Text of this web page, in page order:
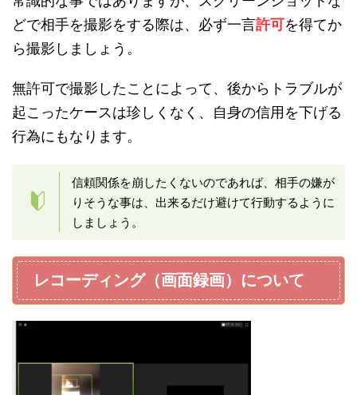
どで相手を撮影をする際は、必ず一言許可を得てか
ら撮影しましょう。
無許可で撮影したことによって、後からトラブルが
起こったケースは珍しくなく、自身の信用を下げる
行為にもなります。
信頼関係を崩したくないのであれば、相手の嫌が
りそうな事は、出来るだけ避けて行動するように
しましょう。
レコーディング（画面録画）について